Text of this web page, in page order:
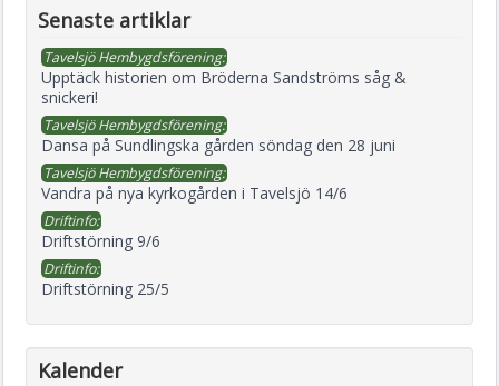
Senaste artiklar
Tavelsjö Hembygdsförening:
Upptäck historien om Bröderna Sandströms såg &
snickeri!
Tavelsjö Hembygdsförening:
Dansa på Sundlingska gården söndag den 28 juni
Tavelsjö Hembygdsförening:
Vandra på nya kyrkogården i Tavelsjö 14/6
Driftinfo:
Driftstörning 9/6
Driftinfo:
Driftstörning 25/5
Kalender